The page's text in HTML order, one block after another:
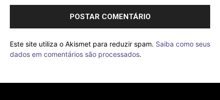
Este site utiliza o Akismet para reduzir spam. Saiba como seus
dados em comentários são processados.